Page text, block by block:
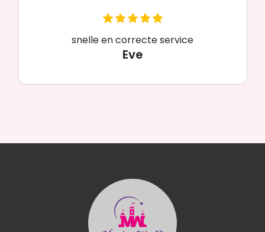
Vriendelijk, heel veel Disney.
Britto,Traditions,enz..